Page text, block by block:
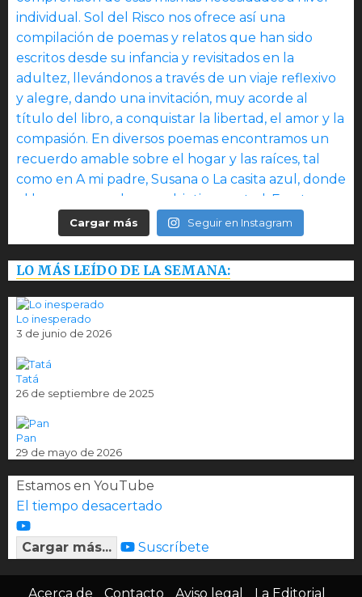
Cargar más Seguir en Instagram
LO MÁS LEÍDO DE LA SEMANA:
Lo inesperado
3 de junio de 2026
Tatá
26 de septiembre de 2025
Pan
29 de mayo de 2026
Estamos en YouTube
El tiempo desacertado
Cargar más... Suscríbete
Acerca de Contacto Aviso legal La Editorial